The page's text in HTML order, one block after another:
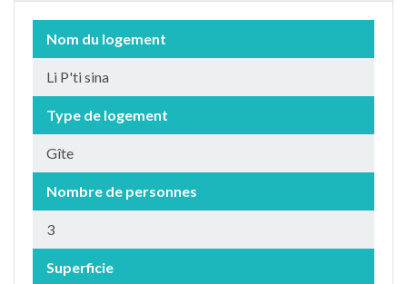
Nom du logement
Li P'ti sina
Type de logement
Gîte
Nombre de personnes
3
Superficie